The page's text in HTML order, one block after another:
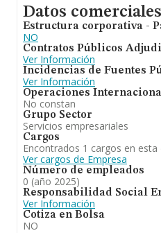
Datos comerciales
Estructura corporativa -
NO
Contratos Públicos
Ver Información
Incidencias de Fuentes
Ver Información
Operaciones
No constan
Grupo Sector
Servicios empresariales
Cargos
Encontrados 1 cargos en esta
Ver cargos de Empresa
Número de empleados
0 (año 2025)
Responsabilidad Social
Ver Información
Cotiza en Bolsa
NO